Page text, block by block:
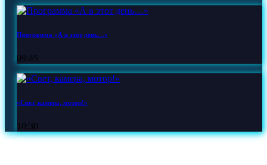
Программа «А в этот день…»
09:45
«Свет, камера, мотор!»
10:30